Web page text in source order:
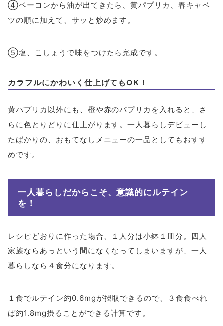
④ベーコンから油が出てきたら、黄パプリカ、春キャベ
ツの順に加えて、サッと炒めます。
⑤塩、こしょうで味をつけたら完成です。
カラフルにかわいく仕上げてもOK！
黄パプリカ以外にも、橙や赤のパプリカを入れると、さ
らに色とりどりに仕上がります。一人暮らしデビューし
たばかりの、おもてなしメニューの一品としてもおすす
めです。
一人暮らしだからこそ、意識的にルテイン
を！
レシピどおりに作った場合、１人分は小鉢１皿分。四人
家族ならあっという間になくなってしまいますが、一人
暮らしなら４食分になります。
１食でルテイン約0.6mgが摂取できるので、３食食べれ
ば約1.8mg摂ることができる計算です。